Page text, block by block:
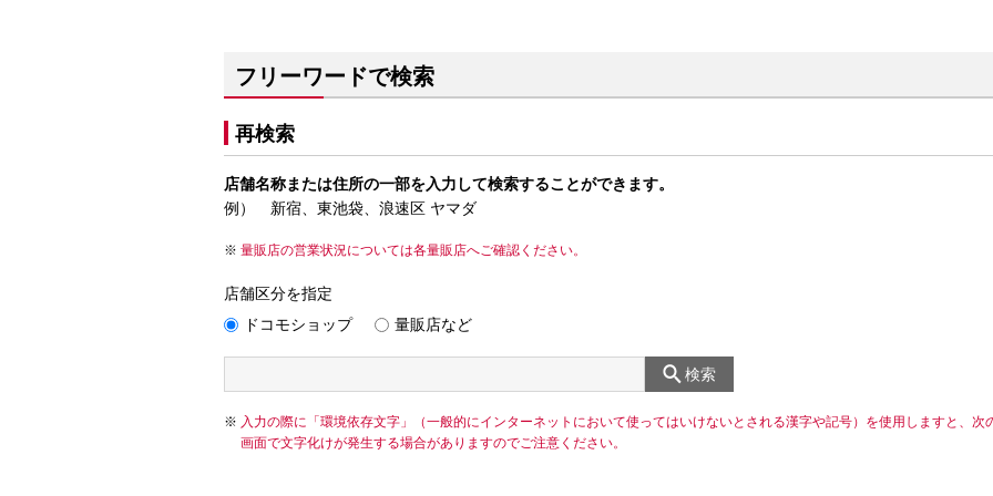
フリーワードで検索
再検索
店舗名称または住所の一部を入力して検索することができます。
例） 新宿、東池袋、浪速区 ヤマダ
量販店の営業状況については各量販店へご確認ください。
店舗区分を指定
ドコモショップ
量販店など
検索
入力の際に「環境依存文字」（一般的にインターネットにおいて使ってはいけないとされる漢字や記号）を使用しますと、次
画面で文字化けが発生する場合がありますのでご注意ください。